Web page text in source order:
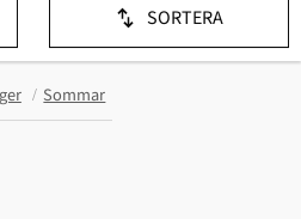
Sommar
SORTERA